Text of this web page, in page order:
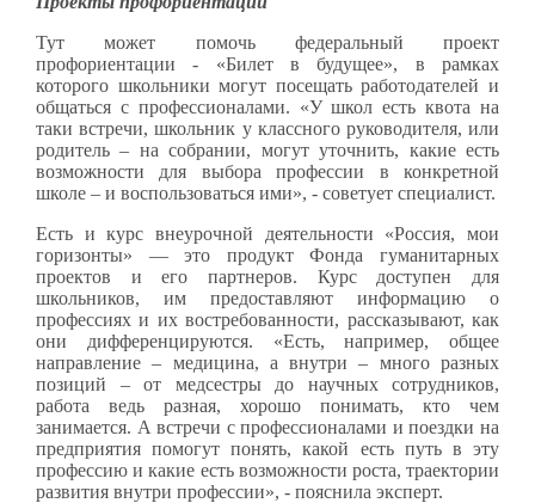
Тут может помочь федеральный проект
профориентации - «Билет в будущее», в рамках
которого школьники могут посещать работодателей и
общаться с профессионалами. «У школ есть квота на
таки встречи, школьник у классного руководителя, или
родитель – на собрании, могут уточнить, какие есть
возможности для выбора профессии в конкретной
школе – и воспользоваться ими», - советует специалист.
Есть и курс внеурочной деятельности «Россия, мои
горизонты» — это продукт Фонда гуманитарных
проектов и его партнеров. Курс доступен для
школьников, им предоставляют информацию о
профессиях и их востребованности, рассказывают, как
они дифференцируются. «Есть, например, общее
направление – медицина, а внутри – много разных
позиций – от медсестры до научных сотрудников,
работа ведь разная, хорошо понимать, кто чем
занимается. А встречи с профессионалами и поездки на
предприятия помогут понять, какой есть путь в эту
профессию и какие есть возможности роста, траектории
развития внутри профессии», - пояснила эксперт.